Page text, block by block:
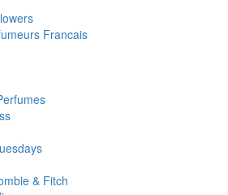
Francais
& Fitch